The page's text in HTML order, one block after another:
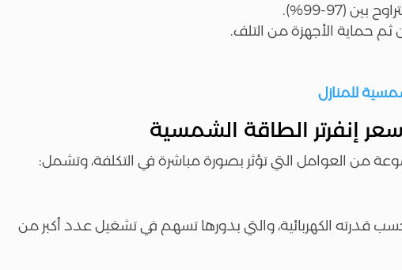
(97-99%).
حماية الأجهزة من التلف.
للمنازل
إنفرتر الطاقة الشمسية
من العوامل التي تؤثر بصورة مباشرة في التكلفة، وتشمل:
قدرته الكهربائية، والتي بدورها تسهم في تشغيل عدد أكبر من